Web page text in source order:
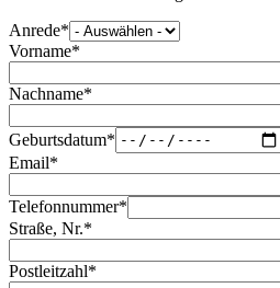
Anrede*
Vorname*
Nachname*
Geburtsdatum*
Email*
Telefonnummer*
Straße, Nr.*
Postleitzahl*